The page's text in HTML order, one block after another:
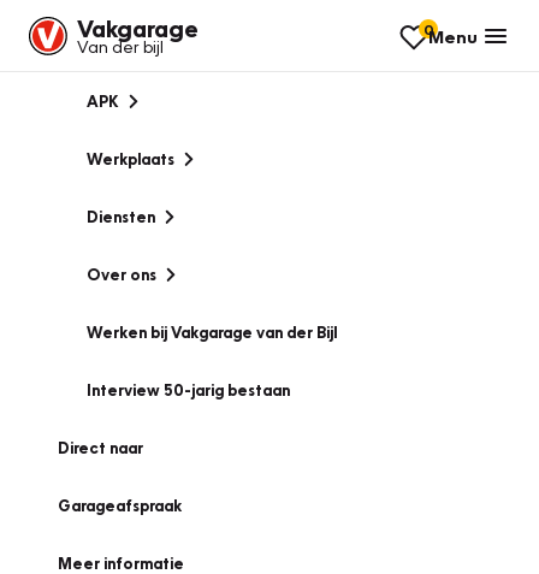
Vakgarage
Van der bijl
0Menu
APK
Werkplaats
Diensten
Over ons
Werken bij Vakgarage van der Bijl
Interview 50-jarig bestaan
Direct naar
Garageafspraak
Meer informatie